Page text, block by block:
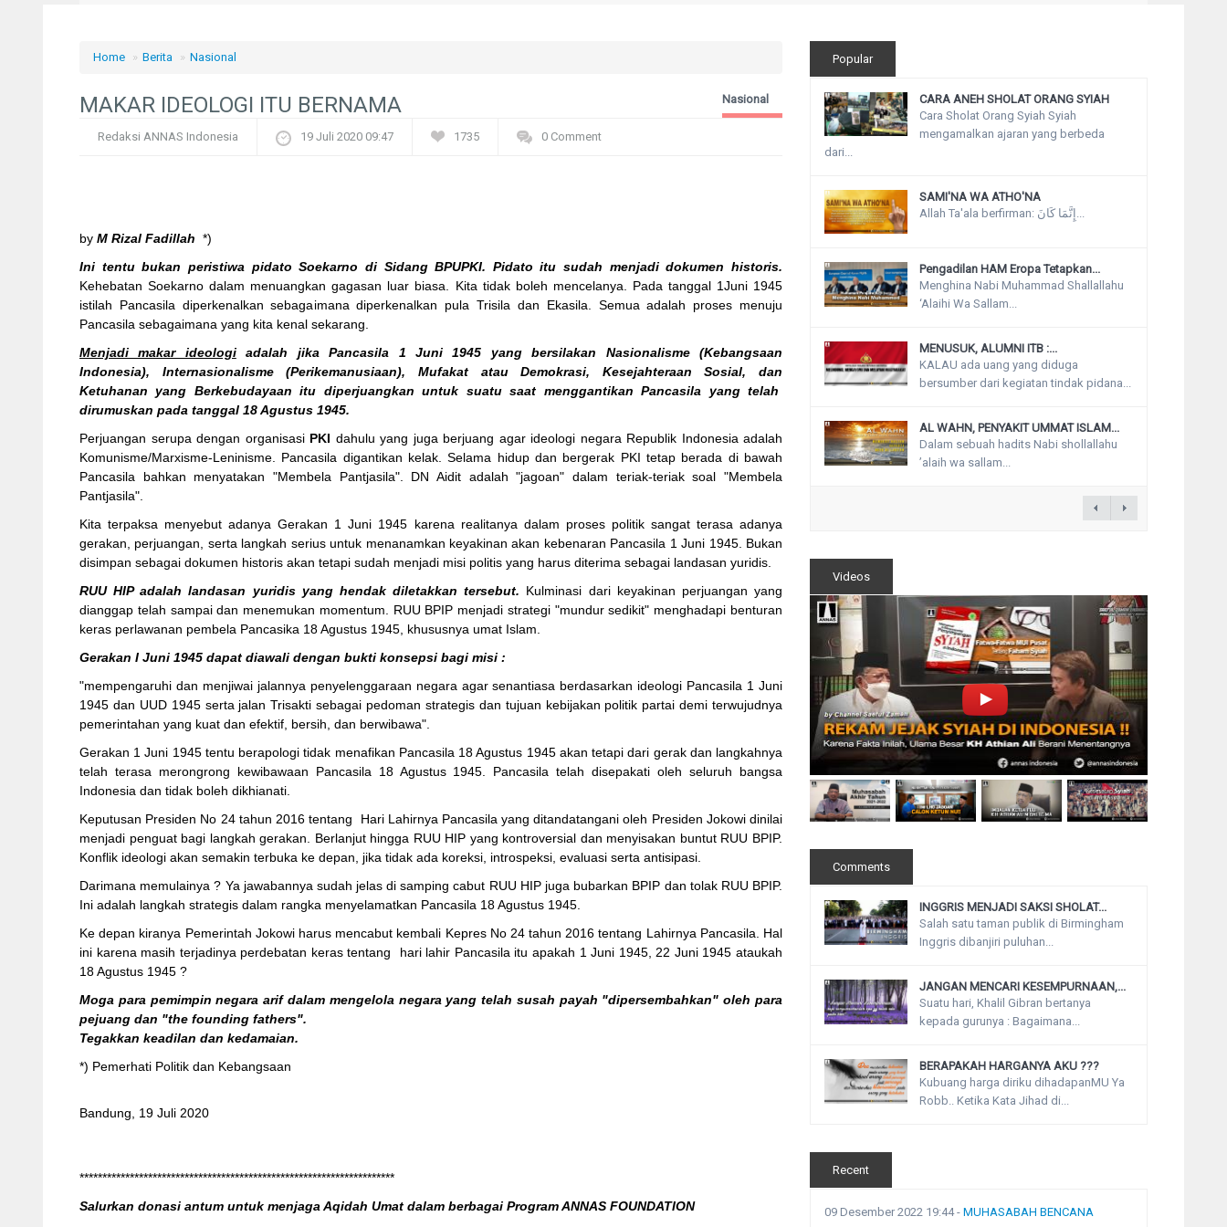
Home » Berita » Nasional
MAKAR IDEOLOGI ITU BERNAMA Nasional
Redaksi ANNAS Indonesia 19 Juli 2020 09:47 1735 0 Comment
by M Rizal Fadillah *)
Ini tentu bukan peristiwa pidato Soekarno di Sidang BPUPKI. Pidato itu sudah menjadi dokumen historis.
Kehebatan Soekarno dalam menuangkan gagasan luar biasa. Kita tidak boleh mencelanya. Pada tanggal 1Juni 1945
istilah Pancasila diperkenalkan sebagaimana diperkenalkan pula Trisila dan Ekasila. Semua adalah proses menuju
Pancasila sebagaimana yang kita kenal sekarang.
Menjadi makar ideologiadalah jika Pancasila 1 Juni 1945 yang bersilakan Nasionalisme (Kebangsaan
Indonesia), Internasionalisme (Perikemanusiaan), Mufakat atau Demokrasi, Kesejahteraan Sosial, dan
Ketuhanan yang Berkebudayaan itu diperjuangkan untuk suatu saat menggantikan Pancasila yang telah
dirumuskan pada tanggal 18 Agustus 1945.
Perjuangan serupa dengan organisasi PKI dahulu yang juga berjuang agar ideologi negara Republik Indonesia adalah
Komunisme/Marxisme-Leninisme. Pancasila digantikan kelak. Selama hidup dan bergerak PKI tetap berada di bawah
Pancasila bahkan menyatakan "Membela Pantjasila". DN Aidit adalah "jagoan" dalam teriak-teriak soal "Membela
Pantjasila".
Kita terpaksa menyebut adanya Gerakan 1 Juni 1945 karena realitanya dalam proses politik sangat terasa adanya
gerakan, perjuangan, serta langkah serius untuk menanamkan keyakinan akan kebenaran Pancasila 1 Juni 1945. Bukan
disimpan sebagai dokumen historis akan tetapi sudah menjadi misi politis yang harus diterima sebagai landasan yuridis.
RUU HIP adalah landasan yuridis yang hendak diletakkan tersebut. Kulminasi dari keyakinan perjuangan yang
dianggap telah sampai dan menemukan momentum. RUU BPIP menjadi strategi "mundur sedikit" menghadapi benturan
keras perlawanan pembela Pancasika 18 Agustus 1945, khususnya umat Islam.
Gerakan I Juni 1945 dapat diawali dengan bukti konsepsi bagi misi :
"mempengaruhi dan menjiwai jalannya penyelenggaraan negara agar senantiasa berdasarkan ideologi Pancasila 1 Juni
1945 dan UUD 1945 serta jalan Trisakti sebagai pedoman strategis dan tujuan kebijakan politik partai demi terwujudnya
pemerintahan yang kuat dan efektif, bersih, dan berwibawa".
Gerakan 1 Juni 1945 tentu berapologi tidak menafikan Pancasila 18 Agustus 1945 akan tetapi dari gerak dan langkahnya
telah terasa merongrong kewibawaan Pancasila 18 Agustus 1945. Pancasila telah disepakati oleh seluruh bangsa
Indonesia dan tidak boleh dikhianati.
Keputusan Presiden No 24 tahun 2016 tentang Hari Lahirnya Pancasila yang ditandatangani oleh Presiden Jokowi dinilai
menjadi penguat bagi langkah gerakan. Berlanjut hingga RUU HIP yang kontroversial dan menyisakan buntut RUU BPIP.
Konflik ideologi akan semakin terbuka ke depan, jika tidak ada koreksi, introspeksi, evaluasi serta antisipasi.
Darimana memulainya ? Ya jawabannya sudah jelas di samping cabut RUU HIP juga bubarkan BPIP dan tolak RUU BPIP.
Ini adalah langkah strategis dalam rangka menyelamatkan Pancasila 18 Agustus 1945.
Ke depan kiranya Pemerintah Jokowi harus mencabut kembali Kepres No 24 tahun 2016 tentang Lahirnya Pancasila. Hal
ini karena masih terjadinya perdebatan keras tentang hari lahir Pancasila itu apakah 1 Juni 1945, 22 Juni 1945 ataukah
18 Agustus 1945 ?
Moga para pemimpin negara arif dalam mengelola negara yang telah susah payah "dipersembahkan" oleh para
pejuang dan "the founding fathers".
Tegakkan keadilan dan kedamaian.
*) Pemerhati Politik dan Kebangsaan
Bandung, 19 Juli 2020
*********************************************************************
Salurkan donasi antum untuk menjaga Aqidah Umat dalam berbagai Program ANNAS FOUNDATION
Popular
CARA ANEH SHOLAT ORANG SYIAH
Cara Sholat Orang Syiah Syiah
mengamalkan ajaran yang berbeda
dari...
SAMI'NA WA ATHO'NA
Allah Ta'ala berfirman: إِنَّمَا كَانَ...
Pengadilan HAM Eropa Tetapkan...
Menghina Nabi Muhammad Shallallahu
‘Alaihi Wa Sallam...
MENUSUK, ALUMNI ITB :...
KALAU ada uang yang diduga
bersumber dari kegiatan tindak pidana...
AL WAHN, PENYAKIT UMMAT ISLAM...
Dalam sebuah hadits Nabi shollallahu
’alaih wa sallam...
Videos
Comments
INGGRIS MENJADI SAKSI SHOLAT...
Salah satu taman publik di Birmingham
Inggris dibanjiri puluhan...
JANGAN MENCARI KESEMPURNAAN,...
Suatu hari, Khalil Gibran bertanya
kepada gurunya : Bagaimana...
BERAPAKAH HARGANYA AKU ???
Kubuang harga diriku dihadapanMU Ya
Robb.. Ketika Kata Jihad di...
Recent
09 Desember 2022 19:44- MUHASABAH BENCANA